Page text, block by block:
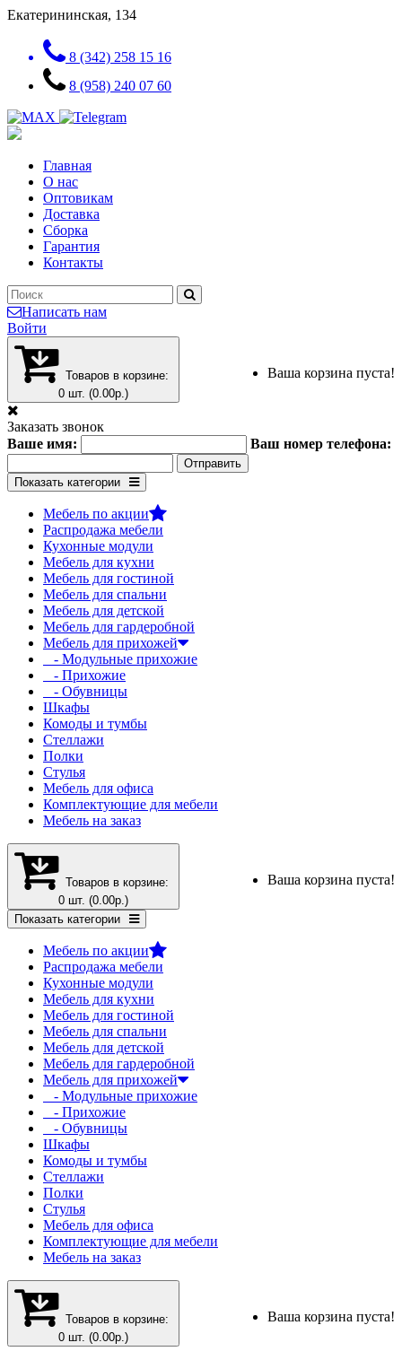
Екатерининская, 134
8 (342) 258 15 16
8 (958) 240 07 60
Главная
О нас
Оптовикам
Доставка
Сборка
Гарантия
Контакты
Написать нам
Войти
Товаров в корзине:
0 шт. (0.00р.)
Ваша корзина пуста!
Заказать звонок
Ваше имя:
Ваш номер телефона:
Показать категории
Мебель по акции
Распродажа мебели
Кухонные модули
Мебель для кухни
Мебель для гостиной
Мебель для спальни
Мебель для детской
Мебель для гардеробной
Мебель для прихожей
- Модульные прихожие
- Прихожие
- Обувницы
Шкафы
Комоды и тумбы
Стеллажи
Полки
Стулья
Мебель для офиса
Комплектующие для мебели
Мебель на заказ
Товаров в корзине:
0 шт. (0.00р.)
Ваша корзина пуста!
Показать категории
Мебель по акции
Распродажа мебели
Кухонные модули
Мебель для кухни
Мебель для гостиной
Мебель для спальни
Мебель для детской
Мебель для гардеробной
Мебель для прихожей
- Модульные прихожие
- Прихожие
- Обувницы
Шкафы
Комоды и тумбы
Стеллажи
Полки
Стулья
Мебель для офиса
Комплектующие для мебели
Мебель на заказ
Товаров в корзине:
0 шт. (0.00р.)
Ваша корзина пуста!